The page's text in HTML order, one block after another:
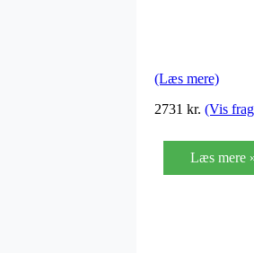
(Læs mere)
2731 kr. (Vis
Læs mere